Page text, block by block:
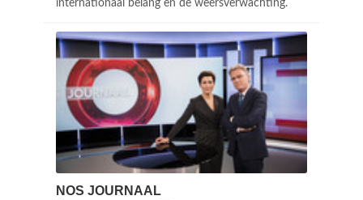
internationaal belang en de weersverwachting.
NOS JOURNAAL